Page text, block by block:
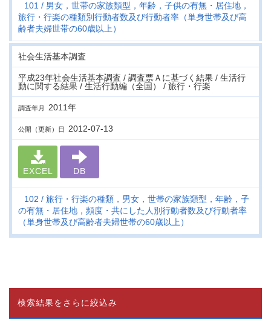
101
男女，世帯の家族類型，年齢，子供の有無・居住地，
旅行・行楽の種類別行動者数及び行動者率（単身世帯及び高
齢者夫婦世帯の60歳以上）
社会生活基本調査
平成23年社会生活基本調査 / 調査票Ａに基づく結果 / 生活行
動に関する結果 / 生活行動編（全国） / 旅行・行楽
調査年月 2011年
公開（更新）日 2012-07-13
EXCEL DB
102
旅行・行楽の種類，男女，世帯の家族類型，年齢，子
の有無・居住地，頻度・共にした人別行動者数及び行動者率
（単身世帯及び高齢者夫婦世帯の60歳以上）
検索結果をさらに絞込み